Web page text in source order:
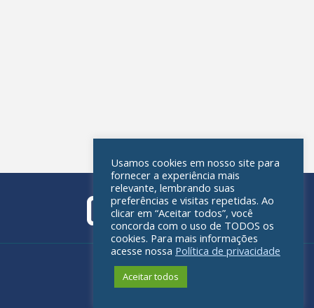
Política de privacidade
Usamos cookies em nosso site para
fornecer a experiência mais
relevante, lembrando suas
preferências e visitas repetidas. Ao
clicar em “Aceitar todos”, você
concorda com o uso de TODOS os
cookies. Para mais informações
acesse nossa Política de privacidade
Aceitar todos